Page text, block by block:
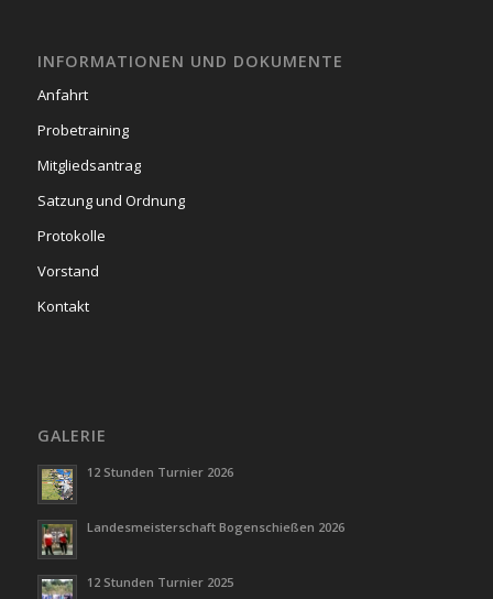
INFORMATIONEN UND DOKUMENTE
Anfahrt
Probetraining
Mitgliedsantrag
Satzung und Ordnung
Protokolle
Vorstand
Kontakt
GALERIE
12 Stunden Turnier 2026
Landesmeisterschaft Bogenschießen 2026
12 Stunden Turnier 2025